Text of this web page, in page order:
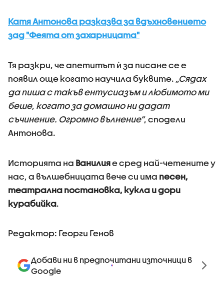
Катя Антонова разказва за вдъхновението
зад "Феята от захарницата"
Тя разкри, че апетитът ѝ за писане се е
появил още когато научила буквите. „Сядах
да пиша с такъв ентусиазъм и любимото ми
беше, когато за домашно ни дадат
съчинение. Огромно вълнение”, сподели
Антонова.
Историята на Ванилияе сред най-четените у
нас, а вълшебницата вече си има песен,
театрална постановка, кукла и дори
курабийка.
Редактор: Георги Генов
Добави ни в предпочитани източници в
Google